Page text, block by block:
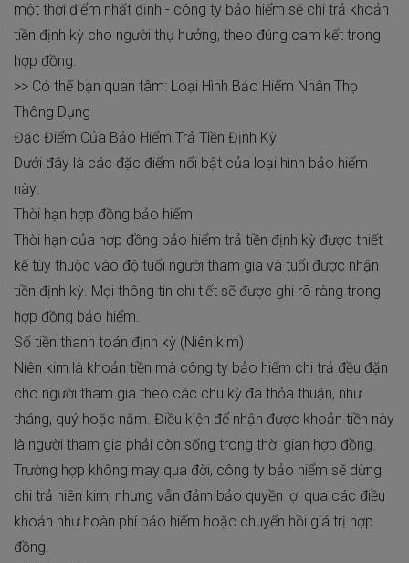
một thời điểm nhất định - công ty bảo hiểm sẽ chi trả khoản
tiền định kỳ cho người thụ hưởng, theo đúng cam kết trong
hợp đồng.
>> Có thể bạn quan tâm: Loại Hình Bảo Hiểm Nhân Thọ
Thông Dụng
Đặc Điểm Của Bảo Hiểm Trả Tiền Định Kỳ
Dưới đây là các đặc điểm nổi bật của loại hình bảo hiểm
này:
Thời hạn hợp đồng bảo hiểm
Thời hạn của hợp đồng bảo hiểm trả tiền định kỳ được thiết
kế tùy thuộc vào độ tuổi người tham gia và tuổi được nhận
tiền định kỳ. Mọi thông tin chi tiết sẽ được ghi rõ ràng trong
hợp đồng bảo hiểm.
Số tiền thanh toán định kỳ (Niên kim)
Niên kim là khoản tiền mà công ty bảo hiểm chi trả đều đặn
cho người tham gia theo các chu kỳ đã thỏa thuận, như
tháng, quý hoặc năm. Điều kiện để nhận được khoản tiền này
là người tham gia phải còn sống trong thời gian hợp đồng.
Trường hợp không may qua đời, công ty bảo hiểm sẽ dừng
chi trả niên kim, nhưng vẫn đảm bảo quyền lợi qua các điều
khoản như hoàn phí bảo hiểm hoặc chuyển hồi giá trị hợp
đồng.